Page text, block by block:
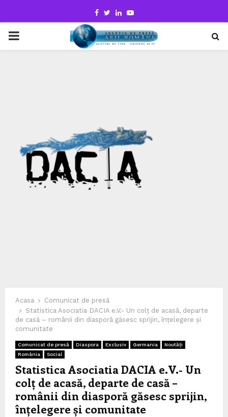
Facebook
TwitterLinkedinYoutube
PRIMARY
Acasa
Comunicat de presă
Statistica Asociatia DACIA e.V.- Un colț de acasă, departe
de casă – românii din diasporă găsesc sprijin, înțelegere și
comunitate
Comunicat de presă Diaspora Exclusiv Germania
Noutăți
România
Social
Statistica Asociatia DACIA e.V.- Un
colț de acasă, departe de casă –
românii din diasporă găsesc sprijin,
înțelegere și comunitate